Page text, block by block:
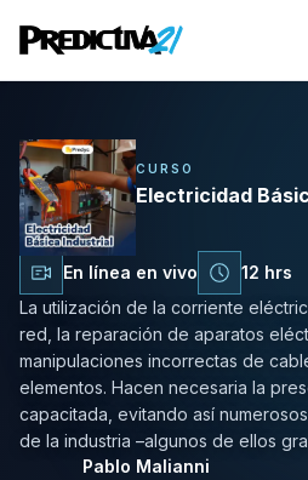
Electricidad
CURSO
Electricidad
En línea en vivo
12 hrs
La utilización de la corriente
red, la reparación de aparatos
manipulaciones incorrectas de
elementos. Hacen necesaria la
capacitada, evitando así
de la industria –algunos de ellos
Pablo Malianni